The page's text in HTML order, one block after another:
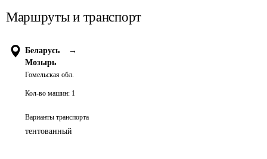
Маршруты и транспорт
Беларусь
→
Мозырь
Гомельская обл.
Кол-во машин: 1
Варианты транспорта
тентованный